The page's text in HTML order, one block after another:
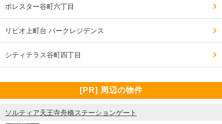
ポレスター谷町六丁目
リビオ上町台 パークレジデンス
シティテラス谷町四丁目
[PR] 周辺の物件
ソルティア天王寺舟橋ステーションゲート